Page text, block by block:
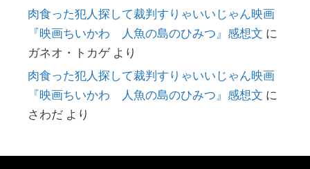
肉食った犯人探して裁判すりゃいいじゃん映画
『映画ちいかわ 人魚の島のひみつ』感想文 に
ガネオ・トカゲより
肉食った犯人探して裁判すりゃいいじゃん映画
『映画ちいかわ 人魚の島のひみつ』感想文 に
さわだ より